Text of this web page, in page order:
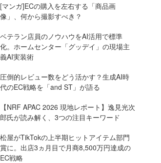
[マンガ]ECの購入を左右する「商品画
像」、何から撮影すべき？
ベテラン店員のノウハウをAI活用で標準
化。ホームセンター「グッデイ」の現場主
義AI実装術
圧倒的レビュー数をどう活かす？生成AI時
代のEC戦略を「and ST」が語る
【NRF APAC 2026 現地レポート】逸見光次
郎氏が読み解く、3つの注目キーワード
松屋がTikTokの上半期ヒットアイテム部門
賞に。出店3ヵ月目で月商8,500万円達成の
EC戦略